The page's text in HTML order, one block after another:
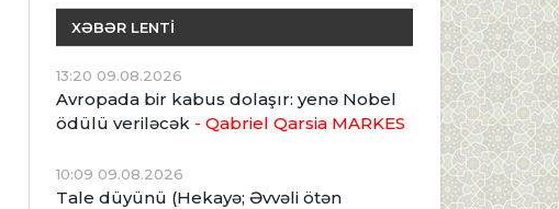
XƏBƏR LENTİ
13:20 09.08.2026
Avropada bir kabus dolaşır: yenə Nobel
ödülü veriləcək - Qabriel Qarsia MARKES
10:09 09.08.2026
Tale düyünü (Hekayə; Əvvəli ötən